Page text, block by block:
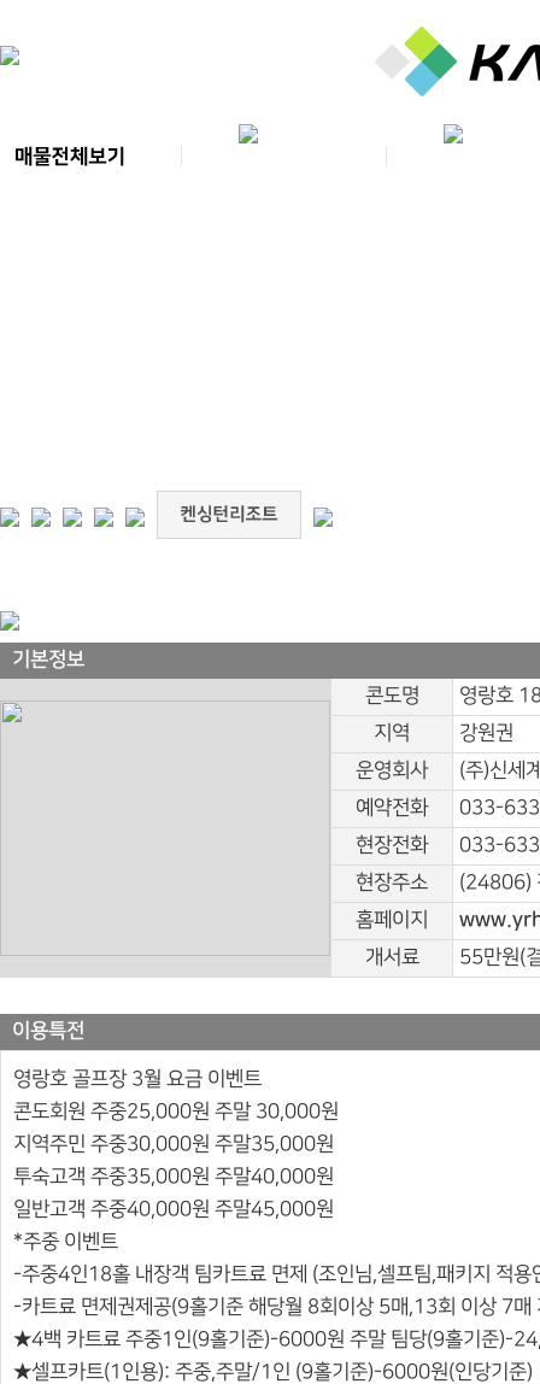
기본정보
콘도명
영랑호
지역
강원권
운영회사
(주)신세
예약전화
033-
현장전화
033-
현장주소
(24806)
홈페이지
개서료
55만원(
이용특전
영랑호 골프장 3월 요금 이벤트
콘도회원 주중25,000원 주말 30,000원
지역주민 주중30,000원 주말35,000원
투숙고객 주중35,000원 주말40,000원
일반고객 주중40,000원 주말45,000원
*주중 이벤트
-주중4인18홀 내장객 팀카트료 면제 (조인님,셀프팀,패키지 적용
-카트료 면제권제공(9홀기준 해당월 8회이상 5매,13회 이상 7매
★4백 카트료 주중1인(9홀기준)-6000원 주말 팀당(9홀기준)-
★셀프카트(1인용): 주중,주말/1인 (9홀기준)-6000원(인당기준)